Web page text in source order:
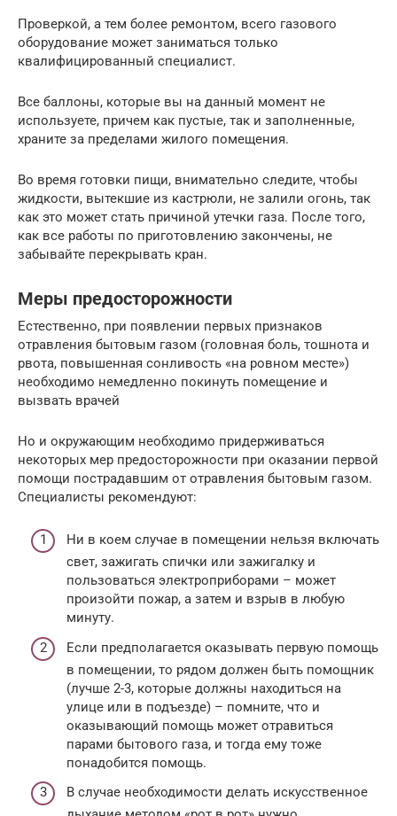
Проверкой, а тем более ремонтом, всего газового
оборудование может заниматься только
квалифицированный специалист.
Все баллоны, которые вы на данный момент не
используете, причем как пустые, так и заполненные,
храните за пределами жилого помещения.
Во время готовки пищи, внимательно следите, чтобы
жидкости, вытекшие из кастрюли, не залили огонь, так
как это может стать причиной утечки газа. После того,
как все работы по приготовлению закончены, не
забывайте перекрывать кран.
Меры предосторожности
Естественно, при появлении первых признаков
отравления бытовым газом (головная боль, тошнота и
рвота, повышенная сонливость «на ровном месте»)
необходимо немедленно покинуть помещение и
вызвать врачей
Но и окружающим необходимо придерживаться
некоторых мер предосторожности при оказании первой
помощи пострадавшим от отравления бытовым газом.
Специалисты рекомендуют:
Ни в коем случае в помещении нельзя включать
свет, зажигать спички или зажигалку и
пользоваться электроприборами – может
произойти пожар, а затем и взрыв в любую
минуту.
Если предполагается оказывать первую помощь
в помещении, то рядом должен быть помощник
(лучше 2-3, которые должны находиться на
улице или в подъезде) – помните, что и
оказывающий помощь может отравиться
парами бытового газа, и тогда ему тоже
понадобится помощь.
В случае необходимости делать искусственное